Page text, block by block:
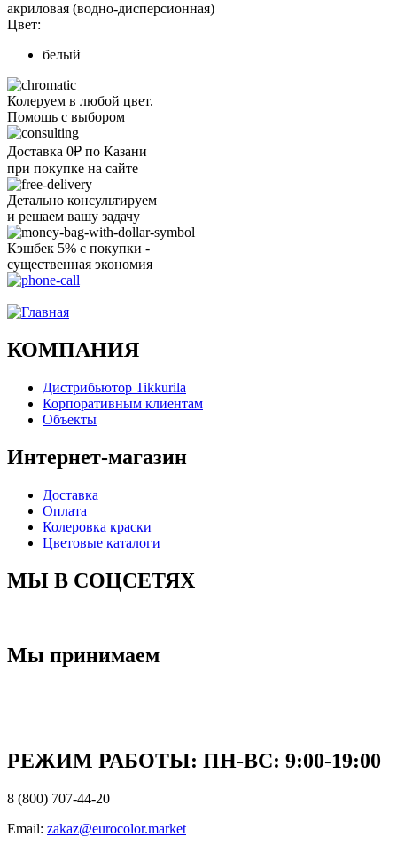
акриловая (водно-дисперсионная)
Цвет:
белый
Колеруем в любой цвет.
Помощь с выбором
Доставка 0₽ по Казани
при покупке на сайте
Детально консультируем
и решаем вашу задачу
Кэшбек 5% с покупки -
существенная экономия
КОМПАНИЯ
Дистрибьютор Tikkurila
Корпоративным клиентам
Объекты
Интернет-магазин
Доставка
Оплата
Колеровка краски
Цветовые каталоги
МЫ В СОЦСЕТЯХ
Мы принимаем
РЕЖИМ РАБОТЫ: ПН-ВC: 9:00-19:00
8 (800) 707-44-20
Email: zakaz@eurocolor.market